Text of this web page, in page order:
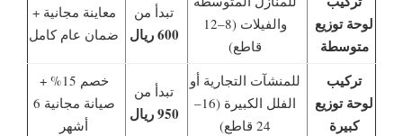
لوحة توزيع
متوسطة
والفيلات (8–12
قاطع)
تبدأ من
600 ريال
معاينة مجانية +
ضمان عام كامل
تركيب
لوحة توزيع
كبيرة
للمنشآت التجارية أو
الفلل الكبيرة (16–
24 قاطع)
تبدأ من
950 ريال
خصم 15% +
صيانة مجانية 6
أشهر